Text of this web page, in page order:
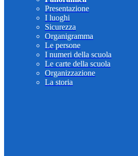
Presentazione
I luoghi
Sicurezza
Organigramma
Le persone
I numeri della scuola
Le carte della scuola
Organizzazione
La storia